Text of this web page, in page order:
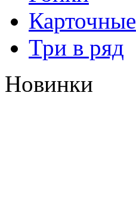
Карточные
Три в ряд
Новинки